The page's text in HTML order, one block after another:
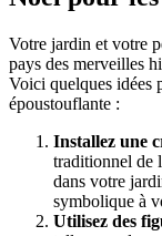
Votre jardin et votre
pays des merveilles
Voici quelques idées
époustouflante :
Installez une
traditionnel de
dans votre
symbolique à
Utilisez des